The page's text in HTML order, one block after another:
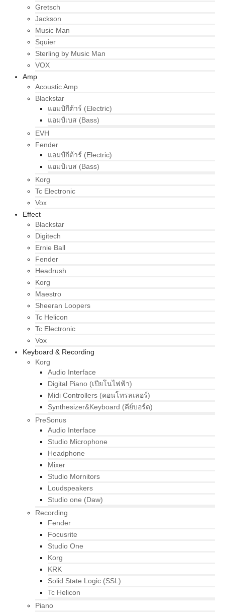
Gretsch
Jackson
Music Man
Squier
Sterling by Music Man
VOX
Amp
Acoustic Amp
Blackstar
แอมป์กีต้าร์ (Electric)
แอมป์เบส (Bass)
EVH
Fender
แอมป์กีต้าร์ (Electric)
แอมป์เบส (Bass)
Korg
Tc Electronic
Vox
Effect
Blackstar
Digitech
Ernie Ball
Fender
Headrush
Korg
Maestro
Sheeran Loopers
Tc Helicon
Tc Electronic
Vox
Keyboard & Recording
Korg
Audio Interface
Digital Piano (เปียโนไฟฟ้า)
Midi Controllers (คอนโทรลเลอร์)
Synthesizer&Keyboard (คีย์บอร์ด)
PreSonus
Audio Interface
Studio Microphone
Headphone
Mixer
Studio Mornitors
Loudspeakers
Studio one (Daw)
Recording
Fender
Focusrite
Studio One
Korg
KRK
Solid State Logic (SSL)
Tc Helicon
Piano